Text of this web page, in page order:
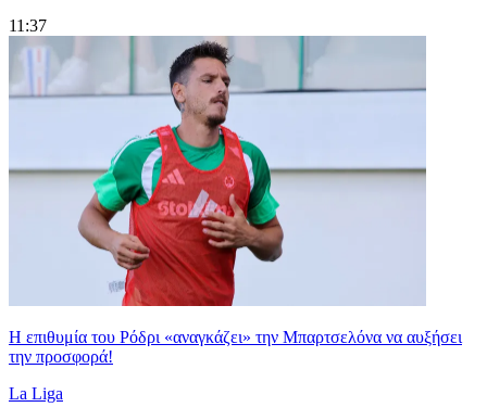
11:37
Η επιθυμία του Ρόδρι «αναγκάζει» την Μπαρτσελόνα να αυξήσει
την προσφορά!
La Liga